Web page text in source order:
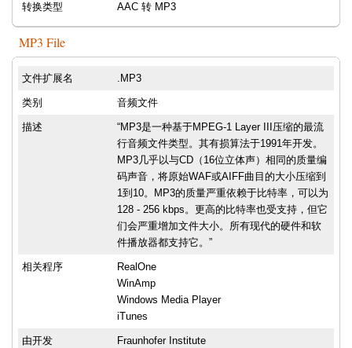
转换类型 AAC 转 MP3
MP3 File
文件扩展名 .MP3
类别 音频文件
描述
“MP3是一种基于MPEG-1 Layer III压缩的最流
行音频文件类型。其有损算法于1991年开发。
MP3几乎以与CD（16位立体声）相同的质量编
码声音，将原始WAF或AIFF曲目的大小压缩到
1到10。MP3的质量严重依赖于比特率，可以为
128 - 256 kbps。更高的比特率也受支持，但它
们会严重增加文件大小。所有现代的硬件和软
件播放器都支持它。”
相关程序
RealOne
WinAmp
Windows Media Player
iTunes
由开发 Fraunhofer Institute